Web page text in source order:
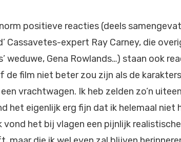
positieve reacties (deels
Cassavetes-expert Ray Carney, die
weduwe, Gena Rowlands…) staan ook
de film niet beter zou zijn als de
vrachtwagen. Ik heb zelden zo’n
het eigenlijk erg fijn dat ik helemaal niet
vond het bij vlagen een pijnlijk